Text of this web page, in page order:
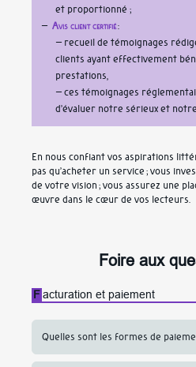
et proportionné
Avis client certifié:
– recueil de témoignages
clients ayant effectivement
prestations,
– ces témoignages
d’évaluer notre sérieux et
En nous confiant vos aspirations
pas qu’acheter un service ; vous
de votre vision ; vous assurez une
œuvre dans le cœur de vos lecteurs.
Foire aux
F acturation et paiement
Quelles sont les formes de